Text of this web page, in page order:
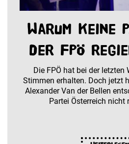
Warum keine
der FPÖ
Die FPÖ hat bei der letzten
Stimmen erhalten. Doch jetzt
Alexander Van der Bellen
Partei Österreich nicht